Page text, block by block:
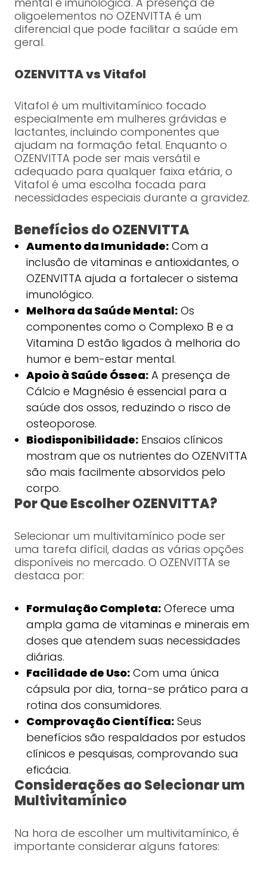
oligoelementos no OZENVITTA é um
diferencial que pode facilitar a saúde em
geral.
OZENVITTA vs Vitafol
Vitafol é um multivitamínico focado
especialmente em mulheres grávidas e
lactantes, incluindo componentes que
ajudam na formação fetal. Enquanto o
OZENVITTA pode ser mais versátil e
adequado para qualquer faixa etária, o
Vitafol é uma escolha focada para
necessidades especiais durante a gravidez.
Benefícios do OZENVITTA
Aumento da Imunidade:Com a
inclusão de vitaminas e antioxidantes, o
OZENVITTA ajuda a fortalecer o sistema
imunológico.
Melhora da Saúde Mental:Os
componentes como o Complexo B e a
Vitamina D estão ligados à melhoria do
humor e bem-estar mental.
Apoio à Saúde Óssea:A presença de
Cálcio e Magnésio é essencial para a
saúde dos ossos, reduzindo o risco de
osteoporose.
Biodisponibilidade:Ensaios clínicos
mostram que os nutrientes do OZENVITTA
são mais facilmente absorvidos pelo
corpo.
Por Que Escolher OZENVITTA?
Selecionar um multivitamínico pode ser
uma tarefa difícil, dadas as várias opções
disponíveis no mercado. O OZENVITTA se
destaca por:
Formulação Completa:Oferece uma
ampla gama de vitaminas e minerais em
doses que atendem suas necessidades
diárias.
Facilidade de Uso:Com uma única
cápsula por dia, torna-se prático para a
rotina dos consumidores.
Comprovação Científica:Seus
benefícios são respaldados por estudos
clínicos e pesquisas, comprovando sua
eficácia.
Considerações ao Selecionar um
Multivitamínico
Na hora de escolher um multivitamínico, é
importante considerar alguns fatores: